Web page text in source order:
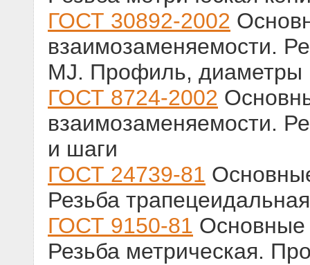
ГОСТ 30892-2002
взаимозаменяемости.
MJ. Профиль, диаметры
ГОСТ 8724-2002
взаимозаменяемости.
и шаги
ГОСТ 24739-81
Резьба
ГОСТ 9150-81 Основные
Резьба метрическая.